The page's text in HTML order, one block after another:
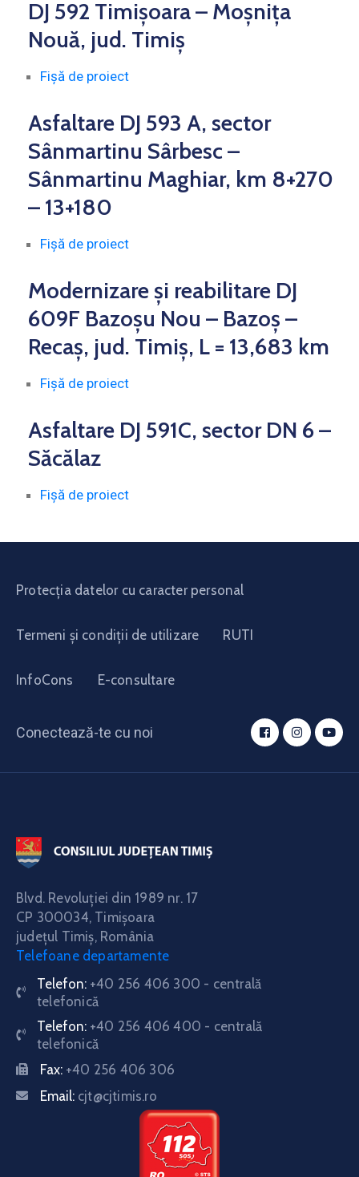
DJ 592 Timișoara – Moșnița
Nouă, jud. Timiş
Fișă de proiect
Asfaltare DJ 593 A, sector
Sânmartinu Sârbesc –
Sânmartinu Maghiar, km 8+270
– 13+180
Fișă de proiect
Modernizare şi reabilitare DJ
609F Bazoșu Nou – Bazoș –
Recaş, jud. Timiş, L = 13,683 km
Fișă de proiect
Asfaltare DJ 591C, sector DN 6 –
Săcălaz
Fișă de proiect
Protecția datelor cu caracter personal
Termeni și condiții de utilizare RUTI
InfoCons E-consultare
Conectează-te cu noi
Blvd. Revoluţiei din 1989 nr. 17
CP 300034, Timişoara
judeţul Timiş, România
Telefoane departamente
Telefon: +40 256 406 300 - centrală
telefonică
Telefon: +40 256 406 400 - centrală
telefonică
Fax: +40 256 406 306
Email: cjt@cjtimis.ro